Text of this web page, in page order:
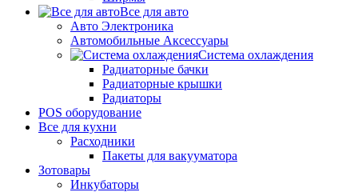
Все для авто
Авто Электроника
Автомобильные Аксессуары
Система охлаждения
Радиаторные бачки
Радиаторные крышки
Радиаторы
POS оборудование
Все для кухни
Расходники
Пакеты для вакууматора
Зотовары
Инкубаторы